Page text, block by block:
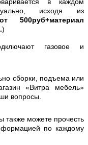
исходя из
от 500руб+материал
)
газовое и
сборки, подъема или
«Витра мебель»
вопросы.
также можете прочесть
по каждому